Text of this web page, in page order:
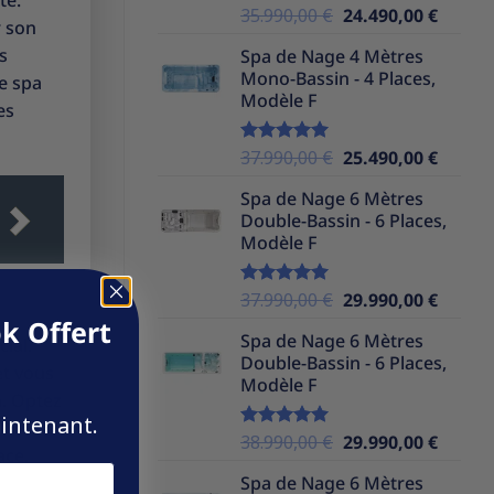
son
spa
Note5.00
35.990,00€ Le
initial
était :
24.490,00€Le
Spa de Nage 4 Mètres
Mono-Bassin - 4 Places,
Modèle F
Note5.00
37.990,00€ Le
initial
était :
25.490,00€Le
est :
Spa de Nage 6 Mètres
Double-Bassin - 6 Places,
Modèle F
Note5.00
37.990,00€ Le
initial
était :
29.990,00€Le
est :
Spa de Nage 6 Mètres
Double-Bassin - 6 Places,
Modèle F
Note5.00
38.990,00€ Le
initial
29.990,00€Le
Spa de Nage 6 Mètres
Offert